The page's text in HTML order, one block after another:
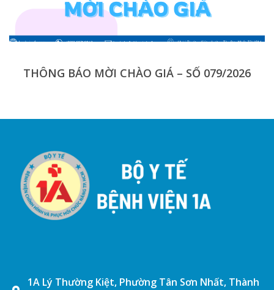
THÔNG BÁO MỜI CHÀO GIÁ – SỐ 079/2026
1A Lý Thường Kiệt, Phường Tân Sơn Nhất, Thành